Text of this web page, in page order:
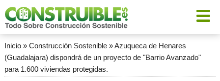
Inicio» Construcción Sostenible»Azuqueca de Henares
(Guadalajara) dispondrá de un proyecto de "Barrio Avanzado"
para 1.600 viviendas protegidas.